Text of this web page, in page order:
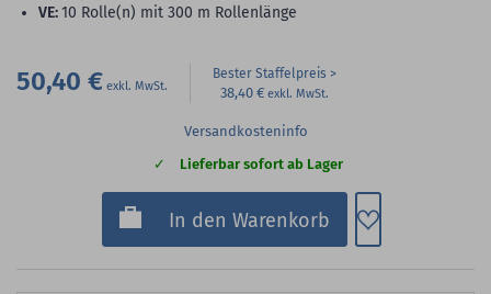
VE:10 Rolle(n) mit 300 m Rollenlänge
50,40 € Bester Staffelpreis
38,40 €
Versandkosteninfo
Lieferbar sofort ab Lager
In den Warenkorb Zum